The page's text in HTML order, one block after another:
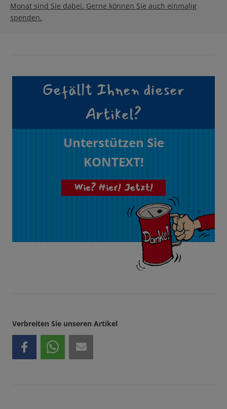
Monat sind Sie dabei. Gerne können Sie auch einmalig
spenden.
Gefällt Ihnen dieser
Artikel?
Unterstützen Sie
KONTEXT!
Wie? Hier! Jetzt!
Verbreiten Sie unseren Artikel